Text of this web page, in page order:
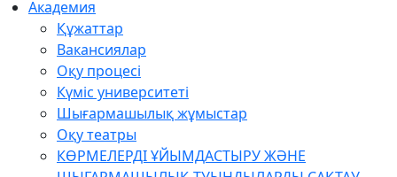
Академия
Құжаттар
Вакансиялар
Оқу процесі
Күміс университеті
Шығармашылық жұмыстар
Оқу театры
КӨРМЕЛЕРДІ ҰЙЫМДАСТЫРУ ЖӘНЕ